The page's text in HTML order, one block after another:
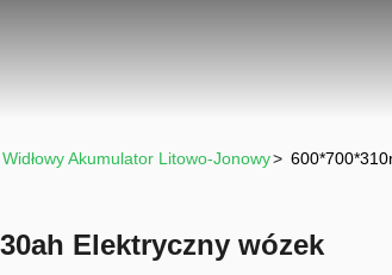
Akumulator Litowo-Jonowy>
Elektryczny wózek